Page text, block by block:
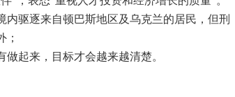
内驱逐来自顿巴斯地区及乌克兰的居民，但刑
；
做起来，目标才会越来越清楚。